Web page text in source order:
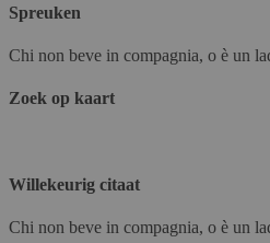
Spreuken
Chi non beve in compagnia, o è un
Zoek op kaart
Willekeurig citaat
Chi non beve in compagnia, o è un